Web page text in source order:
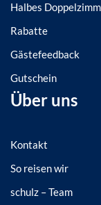
Halbes
Rabatte
Gästefeedback
Gutschein
Über uns
Kontakt
So reisen wir
schulz – Team